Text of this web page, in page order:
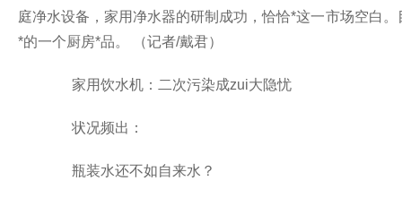
庭净水设备，家用净水器的研制成功，恰恰*这一市场空白
*的一个厨房*品。
（记者/戴君）
家用饮水机：二次污染成zui大隐忧
状况频出：
瓶装水还不如自来水？